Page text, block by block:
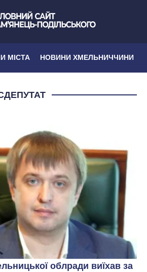
МІСТА НОВИНИ ХМЕЛЬНИЧЧИНИ
облради виїхав за